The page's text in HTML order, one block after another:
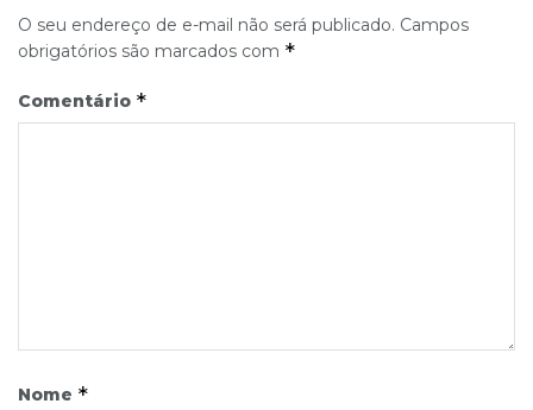
O seu endereço de e-mail não será publicado. Campos
obrigatórios são marcados com *
Comentário *
Nome *